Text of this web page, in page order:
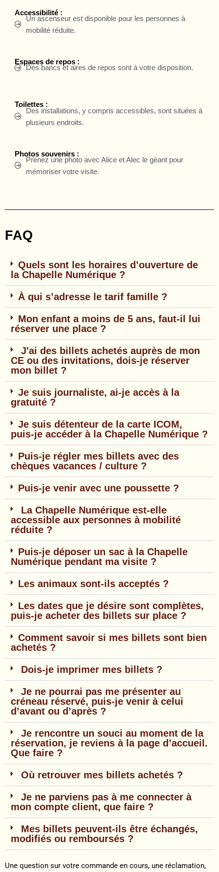
Accessibilité :
Un ascenseur est disponible pour les personnes à
mobilité réduite.
Espaces de repos :
Des bancs et aires de repos sont à votre disposition.
Toilettes :
Des installations, y compris accessibles, sont situées à
plusieurs endroits.
Photos souvenirs :
Prenez une photo avec Alice et Alec le géant pour
mémoriser votre visite.
FAQ
Quels sont les horaires d’ouverture de
la Chapelle Numérique ?
À qui s’adresse le tarif famille ?
Mon enfant a moins de 5 ans, faut-il lui
réserver une place ?
J'ai des billets achetés auprès de mon
CE ou des invitations, dois-je réserver
mon billet ?
Je suis journaliste, ai-je accès à la
gratuité ?
Je suis détenteur de la carte ICOM,
puis-je accéder à la Chapelle Numérique ?
Puis-je régler mes billets avec des
chèques vacances / culture ?
Puis-je venir avec une poussette ?
La Chapelle Numérique est-elle
accessible aux personnes à mobilité
réduite ?
Puis-je déposer un sac à la Chapelle
Numérique pendant ma visite ?
Les animaux sont-ils acceptés ?
Les dates que je désire sont complètes,
puis-je acheter des billets sur place ?
Comment savoir si mes billets sont bien
achetés ?
Dois-je imprimer mes billets ?
Je ne pourrai pas me présenter au
créneau réservé, puis-je venir à celui
d’avant ou d’après ?
Je rencontre un souci au moment de la
réservation, je reviens à la page d’accueil.
Que faire ?
Où retrouver mes billets achetés ?
Je ne parviens pas à me connecter à
mon compte client, que faire ?
Mes billets peuvent-ils être échangés,
modifiés ou remboursés ?
Une question sur votre commande en cours, une réclamation,